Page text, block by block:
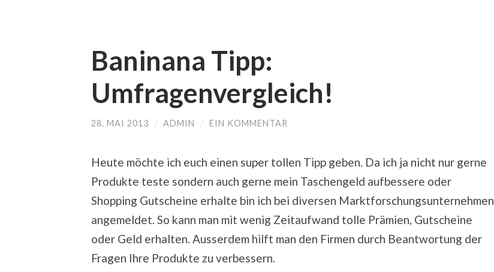
Baninana Tipp:
Umfragenvergleich!
28. MAI 2013 / ADMIN / EIN KOMMENTAR
Heute möchte ich euch einen super tollen Tipp geben. Da ich ja nicht nur gerne
Produkte teste sondern auch gerne mein Taschengeld aufbessere oder
Shopping Gutscheine erhalte bin ich bei diversen Marktforschungsunternehmen
angemeldet. So kann man mit wenig Zeitaufwand tolle Prämien, Gutscheine
oder Geld erhalten. Ausserdem hilft man den Firmen durch Beantwortung der
Fragen Ihre Produkte zu verbessern.